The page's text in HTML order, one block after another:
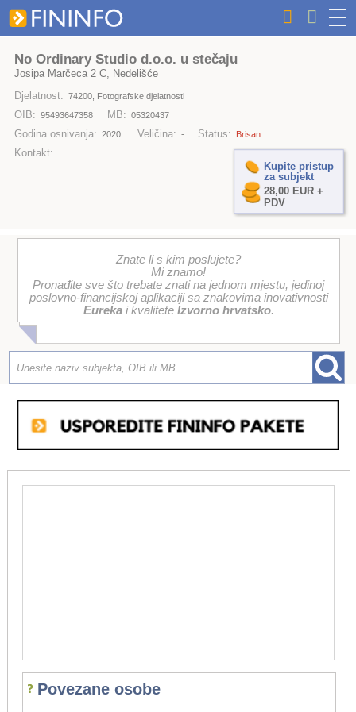
No Ordinary Studio d.o.o. u stečaju
Josipa Marčeca 2 C, Nedelišće
Djelatnost: 74200, Fotografske djelatnosti
OIB: 95493647358 MB: 05320437
Godina osnivanja: 2020. Veličina: - Status: Brisan
Kontakt:
Kupite pristup
za subjekt
28,00 EUR +
PDV
Znate li s kim poslujete?
Mi znamo!
Pronađite sve što trebate znati na jednom mjestu, jedinoj
poslovno-financijskoj aplikaciji sa znakovima inovativnosti
Eurekai kvalitete Izvorno hrvatsko.
Povezane osobe